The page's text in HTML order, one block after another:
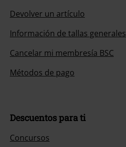
Devolver un artículo
Información de tallas generales
Cancelar mi membresía BSC
Métodos de pago
Descuentos para ti
Concursos